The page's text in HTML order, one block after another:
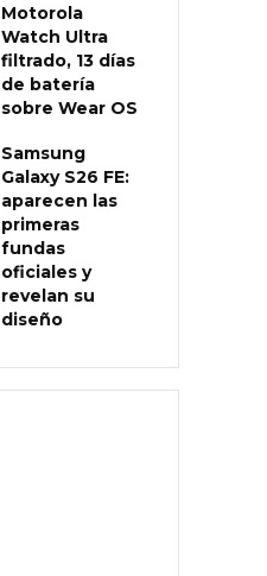
Motorola
Watch Ultra
filtrado, 13 días
de batería
sobre Wear OS
Samsung
Galaxy S26 FE:
aparecen las
primeras
fundas
oficiales y
revelan su
diseño